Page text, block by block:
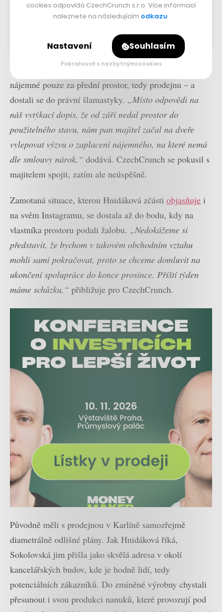
Příspěvek sdílený Lelí’s Cupcakes (@leliscupcakes)
Místo pro výrobnu proto odmítli převzít a začali platit
nájemné pouze za přední prostor, tedy prodejnu – a
dostali se do právní šlamastyky. „Místo odpovědi na
náš vytýkací dopis, že od září nedal prostor do
použitelného stavu, nám pan majitel začal na dveře
vylepovat výzvu o zaplacení nájemného, na které nemá
dle smlouvy nárok,“ dodává. CzechCrunch se pokusil s
majitelem spojit, zatím ale neúspěšně.
Zamotaná situace, kterou Hnidáková zčásti objasňuje i
na svém Instagramu, se dostala až do bodu, kdy na
vlastníka prostoru podali žalobu. „Nedokážeme si
představit, že bychom v takovém obchodním vztahu
mohli sami pokračovat, proto se chceme domluvit na
ukončení spolupráce do konce prosince. Příští týden
máme schůzku,“ přibližuje pro CzechCrunch.
Původně měli s prodejnou v Karlíně samozřejmě
diametrálně odlišné plány. Jak Hnidáková říká,
Sokolovská jim přišla jako skvělá adresa v okolí
kancelářských budov, kde je hodně lidí, tedy
potenciálních zákazníků. Do zmíněné výrobny chystali
přesunout i svou produkci nanuků, které provozují pod
cookies odpovídá CzechCrunch s.r.o. Více informací
naleznete na následujícím odkazu.
Nastavení Souhlasím
Pokračovat s nezbytnými cookies